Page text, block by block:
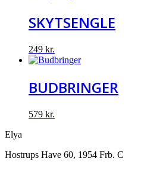
SKYTSENGLE
249 kr.
BUDBRINGER
579 kr.
Elya
Hostrups Have 60, 1954 Frb. C